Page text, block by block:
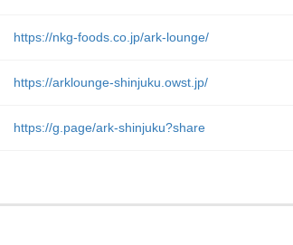
https://nkg-foods.co.jp/ark-lounge/
https://arklounge-shinjuku.owst.jp/
https://g.page/ark-shinjuku?share